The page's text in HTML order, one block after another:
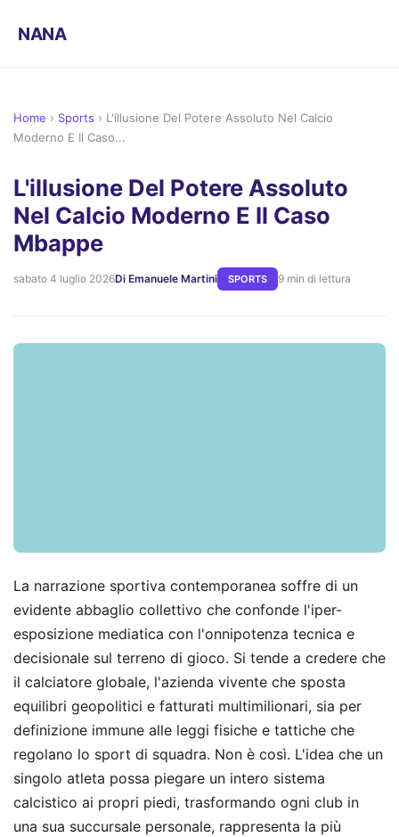
NANA
Home › Sports › L'illusione Del Potere Assoluto Nel Calcio
Moderno E Il Caso...
L'illusione Del Potere Assoluto
Nel Calcio Moderno E Il Caso
Mbappe
sabato 4 luglio 2026Di Emanuele Martini SPORTS 9 min di lettura
La narrazione sportiva contemporanea soffre di un
evidente abbaglio collettivo che confonde l'iper-
esposizione mediatica con l'onnipotenza tecnica e
decisionale sul terreno di gioco. Si tende a credere che
il calciatore globale, l'azienda vivente che sposta
equilibri geopolitici e fatturati multimilionari, sia per
definizione immune alle leggi fisiche e tattiche che
regolano lo sport di squadra. Non è così. L'idea che un
singolo atleta possa piegare un intero sistema
calcistico ai propri piedi, trasformando ogni club in
una sua succursale personale, rappresenta la più